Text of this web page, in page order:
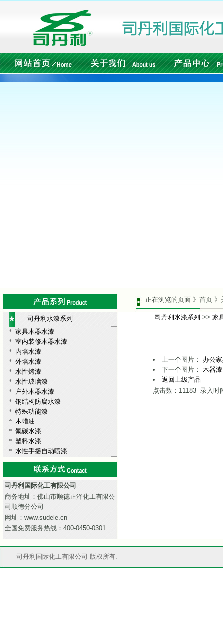
正在浏览的页面 》首页 》
司丹利水漆系列
* 家具木器水漆
* 室内装修木器水漆
* 内墙水漆
* 外墙水漆
* 水性烤漆
* 水性玻璃漆
* 户外木器水漆
* 钢结构防腐水漆
* 特殊功能漆
* 木蜡油
* 氟碳水漆
* 塑料水漆
* 水性手摇自动喷漆
司丹利水漆系列 >> 家
上一个图片： 办公
下一个图片： 木器漆
返回上级产品
点击数：11183 录入时
司丹利国际化工有限公司
商务地址：佛山市顺德正泽化工有限公
司顺德分公司
网址：www.sudele.cn
全国免费服务热线：400-0450-0301
司丹利国际化工有限公司 版权所有.